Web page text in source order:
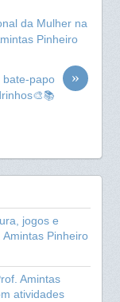
da Mulher na
Pinheiro
»
bate-papo
jogos e
Pinheiro
Amintas
atividades